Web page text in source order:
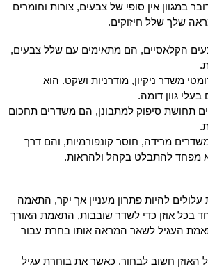
במגוון אין סופי של צבעים, צורות וחומרים
שלך שלל חיזוקים.
הקלאסיים, הם מתאימים עם שלל צבעים,
משדר ניקיון, מודרניות ושקט. הוא
גוון דומה.
תחושת סיפוק למתבונן, הם משדרים תחכום
מרידה, חוסר קונפורמיות, והם דרך
מפחד להתבלט בקהל ולהראות.
להיות פתרון מעניין אך יקר, התאמה
בכל אוזן כדי לשדר שובבות, התאמת האורך
העגיל לשאר המראה אותו בחרת עבור
האוזן חשוב לבחור. כאשר את בוחרת עגיל